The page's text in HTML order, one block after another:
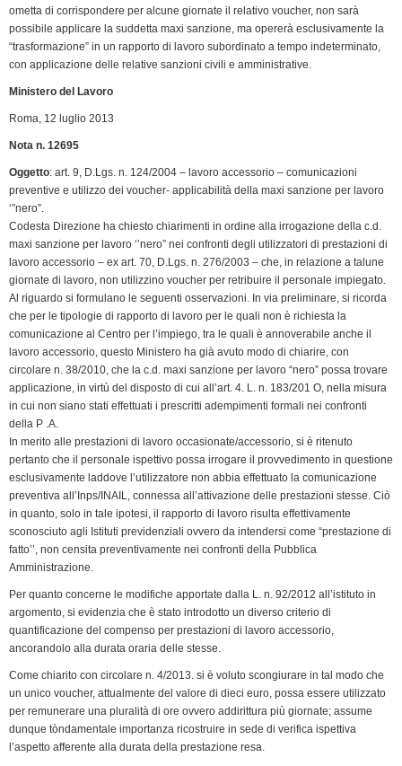
d
l
y
ometta di corrispondere per alcune giornate il relativo voucher, non sarà
possibile applicare la suddetta maxi sanzione, ma opererà esclusivamente la
“trasformazione” in un rapporto di lavoro subordinato a tempo indeterminato,
con applicazione delle relative sanzioni civili e amministrative.
Ministero del Lavoro
Roma, 12 luglio 2013
Nota n. 12695
Oggetto: art. 9, D.Lgs. n. 124/2004 – lavoro accessorio – comunicazioni
preventive e utilizzo dei voucher- applicabilità della maxi sanzione per lavoro
‘”nero”.
Codesta Direzione ha chiesto chiarimenti in ordine alla irrogazione della c.d.
maxi sanzione per lavoro ‘’nero” nei confronti degli utilizzatori di prestazioni di
lavoro accessorio – ex art. 70, D.Lgs. n. 276/2003 – che, in relazione a talune
giornate di lavoro, non utilizzino voucher per retribuire il personale impiegato.
Al riguardo si formulano le seguenti osservazioni. In via preliminare, si ricorda
che per le tipologie di rapporto di lavoro per le quali non è richiesta la
comunicazione al Centro per l’impiego, tra le quali è annoverabile anche il
lavoro accessorio, questo Ministero ha già avuto modo di chiarire, con
circolare n. 38/2010, che la c.d. maxi sanzione per lavoro “nero” possa trovare
applicazione, in virtù del disposto di cui all’art. 4. L. n. 183/201 O, nella misura
in cui non siano stati effettuati i prescritti adempimenti formali nei confronti
della P .A.
In merito alle prestazioni di lavoro occasionate/accessorio, si è ritenuto
pertanto che il personale ispettivo possa irrogare il provvedimento in questione
esclusivamente laddove l’utilizzatore non abbia effettuato la comunicazione
preventiva all’Inps/INAIL, connessa all’attivazione delle prestazioni stesse. Ciò
in quanto, solo in tale ipotesi, il rapporto di lavoro risulta effettivamente
sconosciuto agli Istituti previdenziali ovvero da intendersi come “prestazione di
fatto’’, non censita preventivamente nei confronti della Pubblica
Amministrazione.
Per quanto concerne le modifiche apportate dalla L. n. 92/2012 all’istituto in
argomento, si evidenzia che è stato introdotto un diverso criterio di
quantificazione del compenso per prestazioni di lavoro accessorio,
ancorandolo alla durata oraria delle stesse.
Come chiarito con circolare n. 4/2013. si è voluto scongiurare in tal modo che
un unico voucher, attualmente del valore di dieci euro, possa essere utilizzato
per remunerare una pluralità di ore ovvero addirittura più giornate; assume
dunque tòndamentale importanza ricostruire in sede di verifica ispettiva
l’aspetto afferente alla durata della prestazione resa.